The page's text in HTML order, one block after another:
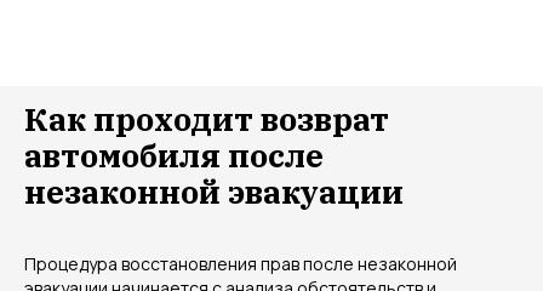
Как проходит возврат
автомобиля после
незаконной эвакуации
Процедура восстановления прав после незаконной